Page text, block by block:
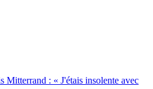
Mitterrand : « J'étais insolente avec